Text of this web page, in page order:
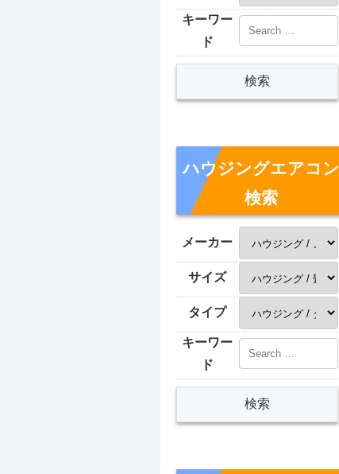
キーワー
ド
ハウジングエアコン
検索
メーカー
サイズ
タイプ
キーワー
ド